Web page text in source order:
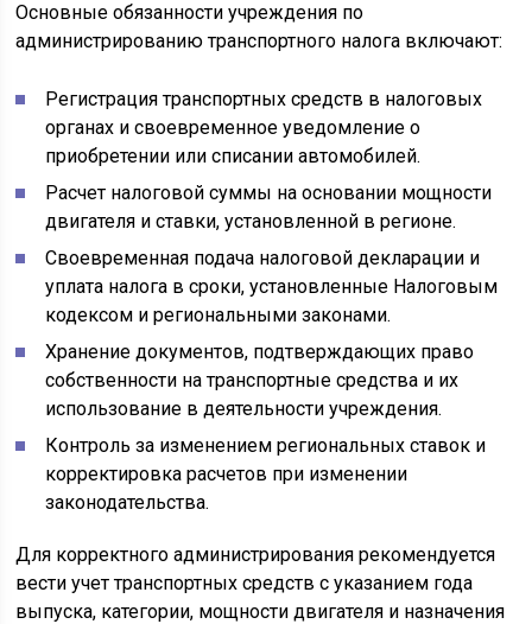
Основные обязанности учреждения по
администрированию транспортного налога включают:
Регистрация транспортных средств в налоговых
органах и своевременное уведомление о
приобретении или списании автомобилей.
Расчет налоговой суммы на основании мощности
двигателя и ставки, установленной в регионе.
Своевременная подача налоговой декларации и
уплата налога в сроки, установленные Налоговым
кодексом и региональными законами.
Хранение документов, подтверждающих право
собственности на транспортные средства и их
использование в деятельности учреждения.
Контроль за изменением региональных ставок и
корректировка расчетов при изменении
законодательства.
Для корректного администрирования рекомендуется
вести учет транспортных средств с указанием года
выпуска, категории, мощности двигателя и назначения